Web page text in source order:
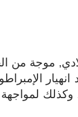
موجة من
لمواجهة